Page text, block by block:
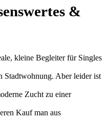
&
kleine Begleiter für Singles
Stadtwohnung. Aber leider ist
Zucht zu einer
Kauf man aus